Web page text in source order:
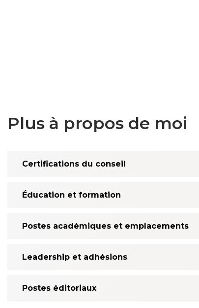
Plus à propos de moi
Certifications du conseil
Éducation et formation
Postes académiques et emplacements
Leadership et adhésions
Postes éditoriaux